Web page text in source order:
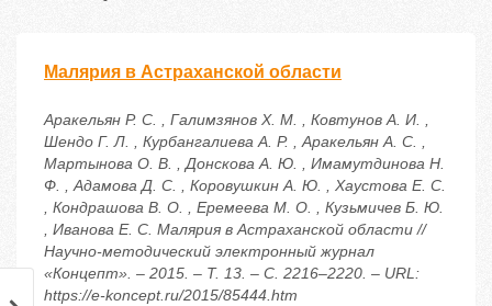
Малярия в Астраханской области
Аракельян Р. С. , Галимзянов Х. М. , Ковтунов А. И. ,
Шендо Г. Л. , Курбангалиева А. Р. , Аракельян А. С. ,
Мартынова О. В. , Донскова А. Ю. , Имамутдинова Н.
Ф. , Адамова Д. С. , Коровушкин А. Ю. , Хаустова Е. С.
, Кондрашова В. О. , Еремеева М. О. , Кузьмичев Б. Ю.
, Иванова Е. С. Малярия в Астраханской области //
Научно-методический электронный журнал
«Концепт». – 2015. – Т. 13. – С. 2216–2220. – URL:
https://e-koncept.ru/2015/85444.htm